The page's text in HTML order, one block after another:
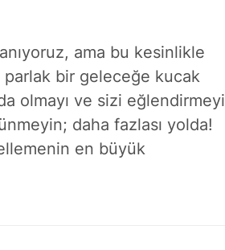
ama bu kesinlikle
parlak bir geleceğe kucak
olmayı ve sizi eğlendirmeyi
daha fazlası yolda!
en büyük